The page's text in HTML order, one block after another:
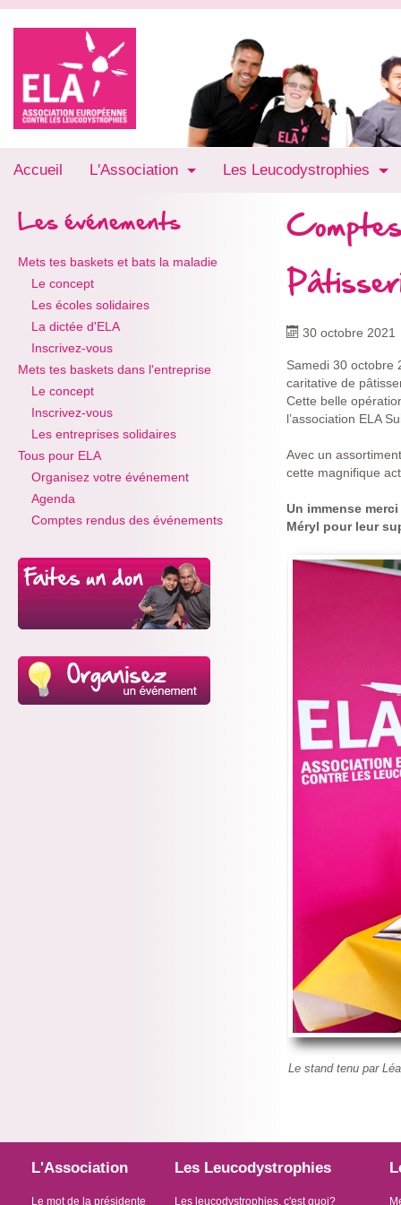
Accueil L'Association Les Leucodystrophies
Les événements
Mets tes baskets et bats la maladie
Le concept
Les écoles solidaires
La dictée d'ELA
Inscrivez-vous
Mets tes baskets dans l'entreprise
Le concept
Inscrivez-vous
Les entreprises solidaires
Tous pour ELA
Organisez votre événement
Agenda
Comptes rendus des événements
30 octobre 2021
Samedi 30 octobre
caritative de
Cette belle
l’association ELA
Avec un
cette magnifique
Un immense
Méryl pour leur
Le stand tenu par
L'Association
Le mot de la présidente
Les Leucodystrophies
Les leucodystrophies, c'est quoi?